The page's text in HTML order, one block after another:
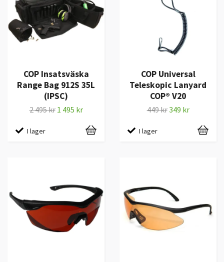
COP Insatsväska
Range Bag 912S 35L
(IPSC)
2 495 kr 1 495 kr
I lager
COP Universal
Teleskopic Lanyard
COP® V20
449 kr349 kr
I lager